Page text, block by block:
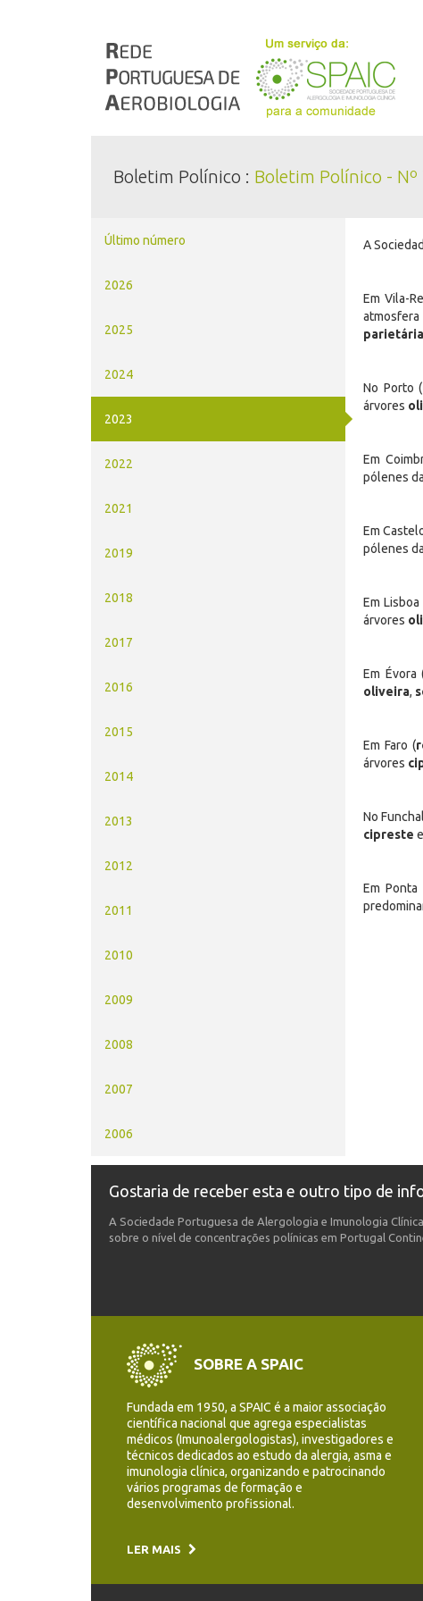
Boletim Polínico : Boletim Polínico - Nº
Último número
2026
2025
2024
2023
2022
2021
2019
2018
2017
2016
2015
2014
2013
2012
2011
2010
2009
2008
2007
2006
A
Em Vila-
parietária
No Porto (
árvores
Em
pólenes
Em
pólenes
Em Lisboa
árvores
Em Évora
oliveira,
Em Faro (
árvores
No
cipreste e
Em Ponta
Gostaria de receber esta e outro tipo de
A Sociedade Portuguesa de Alergologia e Imunologia
sobre o nível de concentrações polínicas em Portugal
SOBRE A SPAIC
Fundada em 1950, a SPAIC é a maior associação
científica nacional que agrega especialistas
médicos (Imunoalergologistas), investigadores e
técnicos dedicados ao estudo da alergia, asma e
imunologia clínica, organizando e patrocinando
vários programas de formação e
desenvolvimento profissional.
LER MAIS